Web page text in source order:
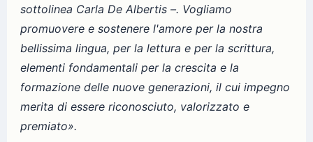
sottolinea Carla De Albertis –. Vogliamo
promuovere e sostenere l'amore per la nostra
bellissima lingua, per la lettura e per la scrittura,
elementi fondamentali per la crescita e la
formazione delle nuove generazioni, il cui impegno
merita di essere riconosciuto, valorizzato e
premiato».